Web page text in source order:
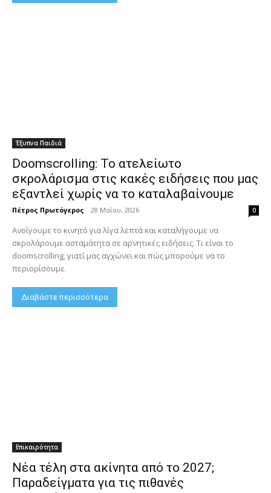
Έξυπνα Παιδιά
Doomscrolling: Το ατελείωτο
σκρολάρισμα στις κακές ειδήσεις που μας
εξαντλεί χωρίς να το καταλαβαίνουμε
Πέτρος Πρωτόγερος - 28 Μαΐου, 2026 0
Ανοίγουμε το κινητό για λίγα λεπτά και καταλήγουμε να
σκρολάρουμε ασταμάτητα σε αρνητικές ειδήσεις. Τι είναι το
doomscrolling, γιατί μας αγχώνει και πώς μπορούμε να το
περιορίσουμε.
Διαβάστε περισσότερα
Επικαιρότητα
Νέα τέλη στα ακίνητα από το 2027;
Παραδείγματα για τις πιθανές